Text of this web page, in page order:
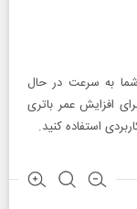
به سرعت در حال
افزایش عمر باتری
استفاده کنید.